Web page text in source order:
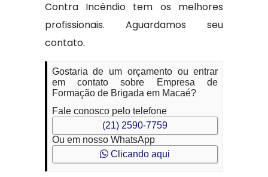
Contra Incêndio tem os melhores
profissionais. Aguardamos seu
contato.
Gostaria de um orçamento ou entrar
em contato sobre Empresa de
Formação de Brigada em Macaé?
Fale conosco pelo telefone
(21) 2590-7759
Ou em nosso WhatsApp
Clicando aqui